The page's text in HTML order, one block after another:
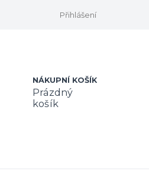
Přihlášení
NÁKUPNÍ KOŠÍK
Prázdný
košík